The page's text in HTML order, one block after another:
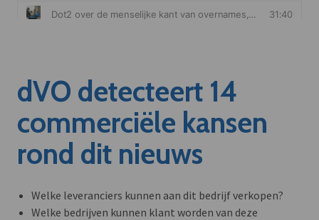
dVO detecteert 14
commerciële kansen
rond dit nieuws
Welke leveranciers kunnen aan dit bedrijf verkopen?
Welke bedrijven kunnen klant worden van deze